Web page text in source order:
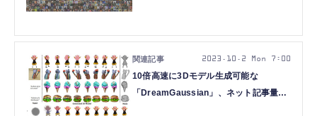
10倍高速に3Dモデル生成可能な
「DreamGaussian」、ネット記事量産
2023.10.2 Mon 7:00